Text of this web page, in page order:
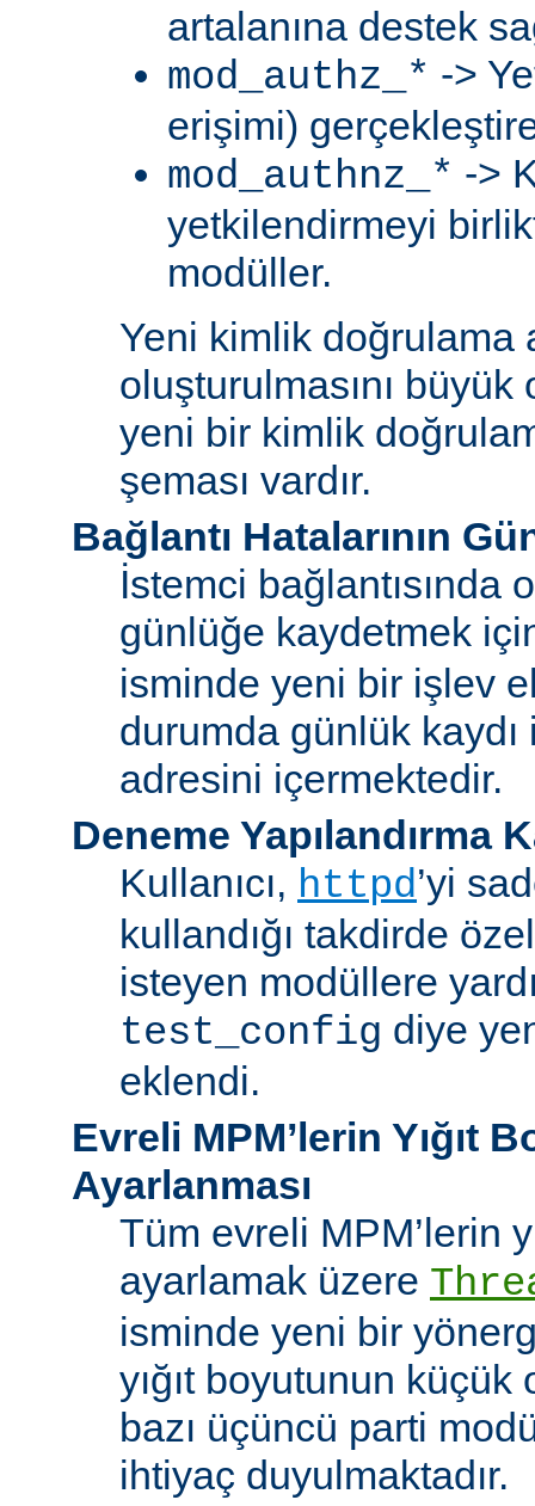
artalanına destek
mod_authz_* ->
erişimi)
mod_authnz_* ->
yetkilendirmeyi
modüller.
Yeni kimlik doğrulama
oluşturulmasını
yeni bir kimlik
şeması vardır.
Bağlantı Hatalarının
İstemci bağlantısında
günlüğe kaydetmek
isminde yeni bir işlev
durumda günlük
adresini içermektedir.
Deneme Yapılandırma
Kullanıcı, httpd’yi
kullandığı takdirde
isteyen modüllere
test_config diye
eklendi.
Evreli MPM’lerin Yığıt
Ayarlanması
Tüm evreli MPM’lerin
ayarlamak üzere
isminde yeni bir
yığıt boyutunun
bazı üçüncü parti
ihtiyaç duyulmaktadır.